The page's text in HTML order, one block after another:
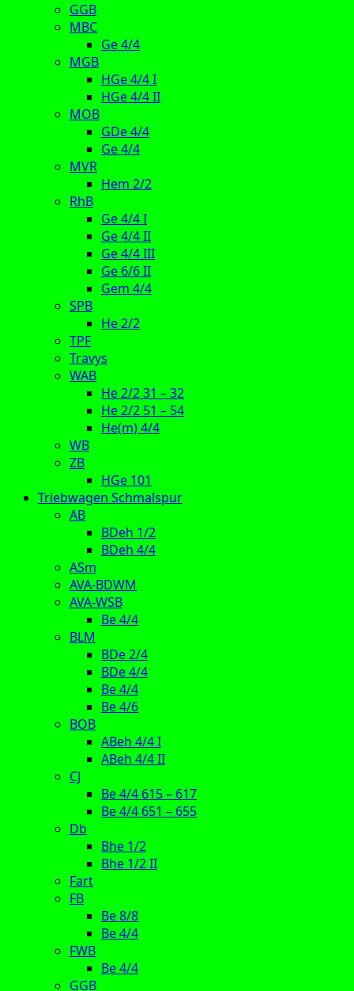
GGB
MBC
Ge 4/4
MGB
HGe 4/4 I
HGe 4/4 II
MOB
GDe 4/4
Ge 4/4
MVR
Hem 2/2
RhB
Ge 4/4 I
Ge 4/4 II
Ge 4/4 III
Ge 6/6 II
Gem 4/4
SPB
He 2/2
TPF
Travys
WAB
He 2/2 31 – 32
He 2/2 51 – 54
He(m) 4/4
WB
ZB
HGe 101
Triebwagen Schmalspur
AB
BDeh 1/2
BDeh 4/4
ASm
AVA-BDWM
AVA-WSB
Be 4/4
BLM
BDe 2/4
BDe 4/4
Be 4/4
Be 4/6
BOB
ABeh 4/4 I
ABeh 4/4 II
CJ
Be 4/4 615 – 617
Be 4/4 651 – 655
Db
Bhe 1/2
Bhe 1/2 II
Fart
FB
Be 8/8
Be 4/4
FWB
Be 4/4
GGB